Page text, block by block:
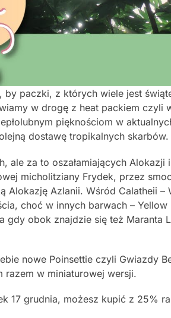
by paczki, z których wiele jest
w drogę z heat packiem czyli
pięknościom w
dostawę tropikalnych skarbów.
ale za to oszałamiających Alokazji
micholitziany Frydek, przez
Alokazję Azlanii. Wśród Calatheii –
choć w innych barwach – Yellow
gdy obok znajdzie się też Maranta
nowe Poinsettie czyli Gwiazdy
razem w miniaturowej wersji.
17 grudnia, możesz kupić z 25%